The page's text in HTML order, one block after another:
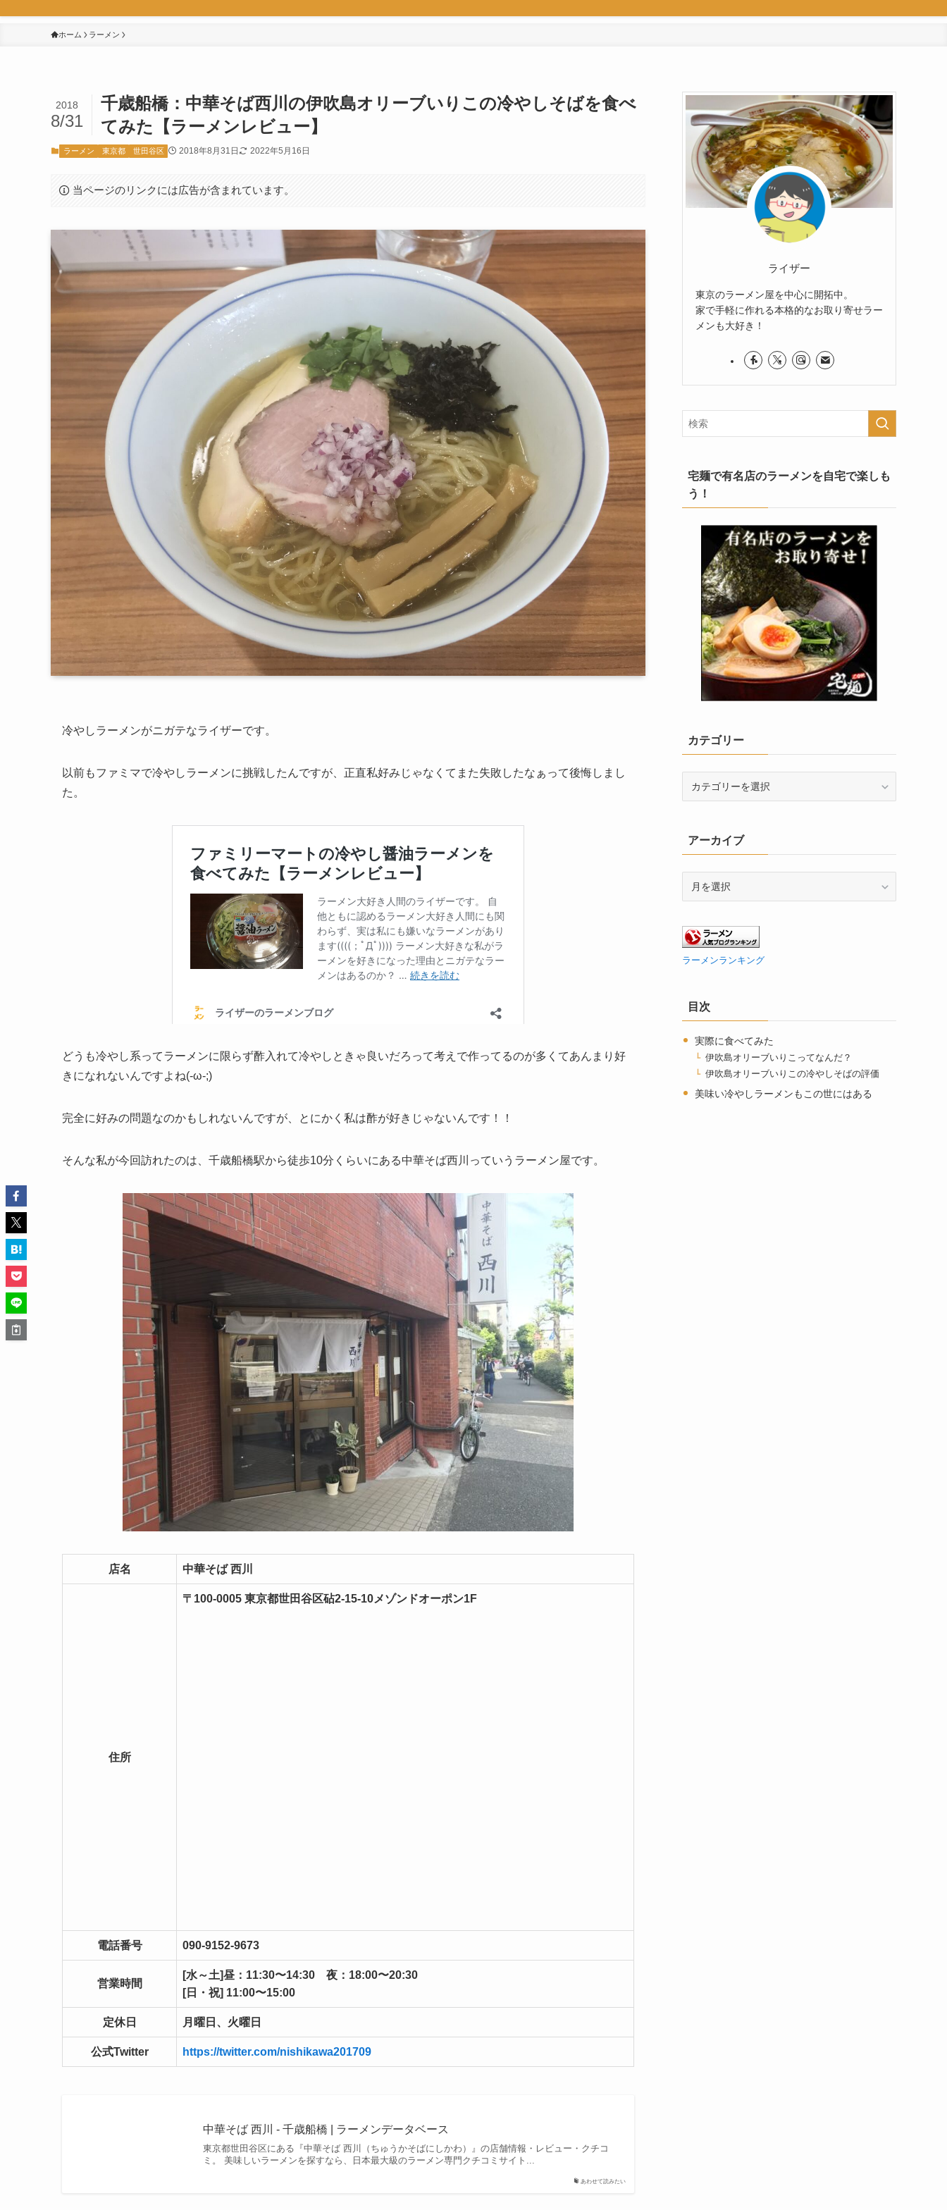
ホーム ラーメン
千歳船橋：中華そば西川の伊吹島オリーブいりこの冷やしそばを食べ
てみた【ラーメンレビュー】
2018
8/31
ラーメン 東京都 世田谷区 2018年8月31日 2022年5月16日
当ページのリンクには広告が含まれています。
冷やしラーメンがニガテなライザーです。
以前もファミマで冷やしラーメンに挑戦したんですが、正直私好みじゃなくてまた失敗したなぁって後悔しまし
た。
どうも冷やし系ってラーメンに限らず酢入れて冷やしときゃ良いだろって考えで作ってるのが多くてあんまり好
きになれないんですよね(-ω-;)
完全に好みの問題なのかもしれないんですが、とにかく私は酢が好きじゃないんです！！
そんな私が今回訪れたのは、千歳船橋駅から徒歩10分くらいにある中華そば西川っていうラーメン屋です。
店名 中華そば 西川
住所
〒100-0005 東京都世田谷区砧2-15-10メゾンドオーポン1F
電話番号 090-9152-9673
営業時間
[水～土]昼：11:30〜14:30 夜：18:00〜20:30
[日・祝] 11:00〜15:00
定休日 月曜日、火曜日
公式Twitter https://twitter.com/nishikawa201709
あわせて読みたい
中華そば 西川 - 千歳船橋 | ラーメンデータベース
東京都世田谷区にある『中華そば 西川（ちゅうかそばにしかわ）』の店舗情報・レビュー・クチコ
ミ。 美味しいラーメンを探すなら、日本最大級のラーメン専門クチコミサイト...
ライザー
東京のラーメン屋を中心に開拓中。
家で手軽に作れる本格的なお取り寄せラー
メンも大好き！
宅麺で有名店のラーメンを自宅で楽しも
う！
カテゴリー
ーアーカイブ
イ
ブ
ラーメンランキング
目次
実際に食べてみた
伊吹島オリーブいりこってなんだ？
伊吹島オリーブいりこの冷やしそばの評価
美味い冷やしラーメンもこの世にはある